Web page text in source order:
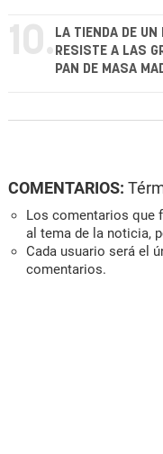
10. LA TIENDA DE UN
RESISTE A LAS
PAN DE MASA
COMENTARIOS:
Los comentarios que
al tema de la noticia,
Cada usuario será el
comentarios.